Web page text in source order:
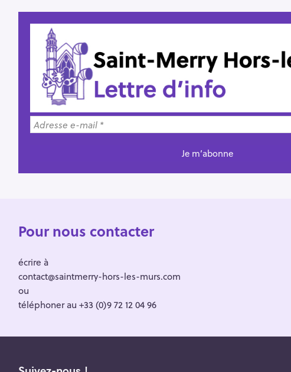
Pour nous contacter
écrire à
contact@saintmerry-hors-les-murs.com
ou
téléphoner au +33 (0)9 72 12 04 96